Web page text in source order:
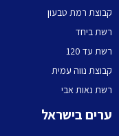
קבוצת רמת טבעון
רשת ביחד
רשת עד 120
קבוצת נווה עמית
רשת נאות אבי
ערים בישראל